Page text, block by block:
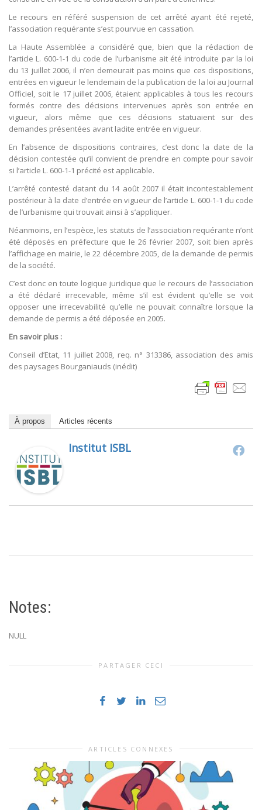
Le recours en référé suspension de cet arrêté ayant été rejeté,
l’association requérante s’est pourvue en cassation.
La Haute Assemblée a considéré que, bien que la rédaction de
l’article L. 600-1-1 du code de l’urbanisme ait été introduite par la loi
du 13 juillet 2006, il n’en demeurait pas moins que ces dispositions,
entrées en vigueur le lendemain de la publication de la loi au Journal
Officiel, soit le 17 juillet 2006, étaient applicables à tous les recours
formés contre des décisions intervenues après son entrée en
vigueur, alors même que ces décisions statuaient sur des
demandes présentées avant ladite entrée en vigueur.
En l’absence de dispositions contraires, c’est donc la date de la
décision contestée qu’il convient de prendre en compte pour savoir
si l’article L. 600-1-1 précité est applicable.
L’arrêté contesté datant du 14 août 2007 il était incontestablement
postérieur à la date d’entrée en vigueur de l’article L. 600-1-1 du code
de l’urbanisme qui trouvait ainsi à s’appliquer.
Néanmoins, en l’espèce, les statuts de l’association requérante n’ont
été déposés en préfecture que le 26 février 2007, soit bien après
l’affichage en mairie, le 22 décembre 2005, de la demande de permis
de la société.
C’est donc en toute logique juridique que le recours de l’association
a été déclaré irrecevable, même s’il est évident qu’elle se voit
opposer une irrecevabilité qu’elle ne pouvait connaître lorsque la
demande de permis a été déposée en 2005.
En savoir plus :
Conseil d’Etat, 11 juillet 2008, req. n° 313386, association des amis
des paysages Bourganiauds (inédit)
À propos Articles récents
Institut ISBL
Notes:
NULL
PARTAGER CECI
ARTICLES CONNEXES